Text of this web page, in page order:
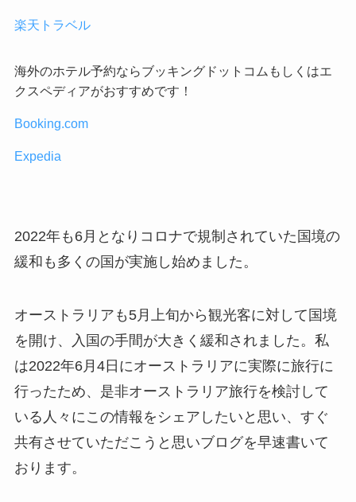
楽天トラベル
海外のホテル予約ならブッキングドットコムもしくはエ
クスペディアがおすすめです！
Booking.com
Expedia
2022年も6月となりコロナで規制されていた国境の
緩和も多くの国が実施し始めました。
オーストラリアも5月上旬から観光客に対して国境
を開け、入国の手間が大きく緩和されました。私
は2022年6月4日にオーストラリアに実際に旅行に
行ったため、是非オーストラリア旅行を検討して
いる人々にこの情報をシェアしたいと思い、すぐ
共有させていただこうと思いブログを早速書いて
おります。